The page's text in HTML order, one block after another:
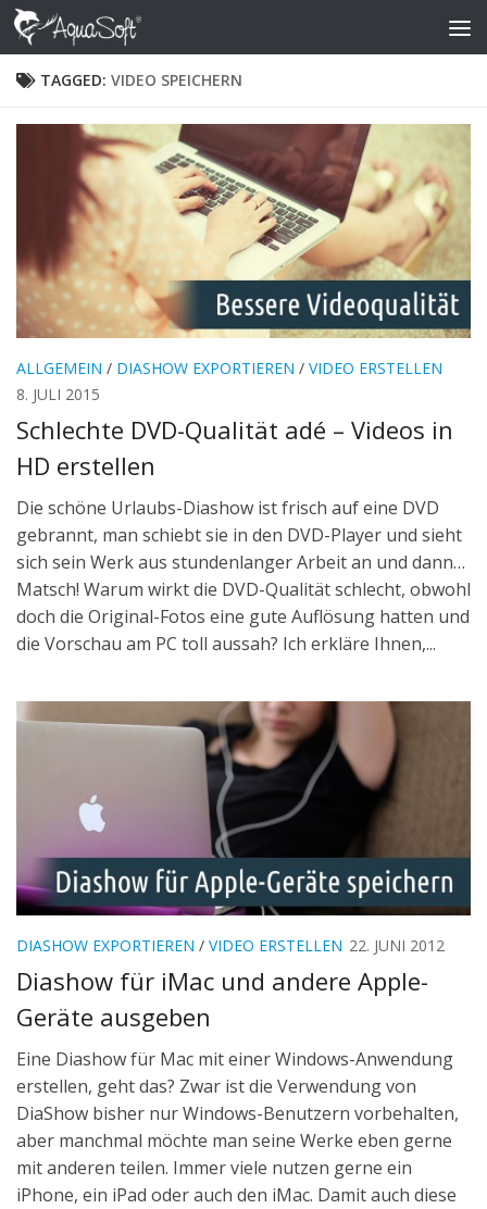
Skip to content
TAGGED: VIDEO SPEICHERN
ALLGEMEIN / DIASHOW EXPORTIEREN / VIDEO ERSTELLEN
8. JULI 2015
Schlechte DVD-Qualität adé – Videos in
HD erstellen
Die schöne Urlaubs-Diashow ist frisch auf eine DVD
gebrannt, man schiebt sie in den DVD-Player und sieht
sich sein Werk aus stundenlanger Arbeit an und dann…
Matsch! Warum wirkt die DVD-Qualität schlecht, obwohl
doch die Original-Fotos eine gute Auflösung hatten und
die Vorschau am PC toll aussah? Ich erkläre Ihnen,...
DIASHOW EXPORTIEREN / VIDEO ERSTELLEN 22. JUNI 2012
Diashow für iMac und andere Apple-
Geräte ausgeben
Eine Diashow für Mac mit einer Windows-Anwendung
erstellen, geht das? Zwar ist die Verwendung von
DiaShow bisher nur Windows-Benutzern vorbehalten,
aber manchmal möchte man seine Werke eben gerne
mit anderen teilen. Immer viele nutzen gerne ein
iPhone, ein iPad oder auch den iMac. Damit auch diese